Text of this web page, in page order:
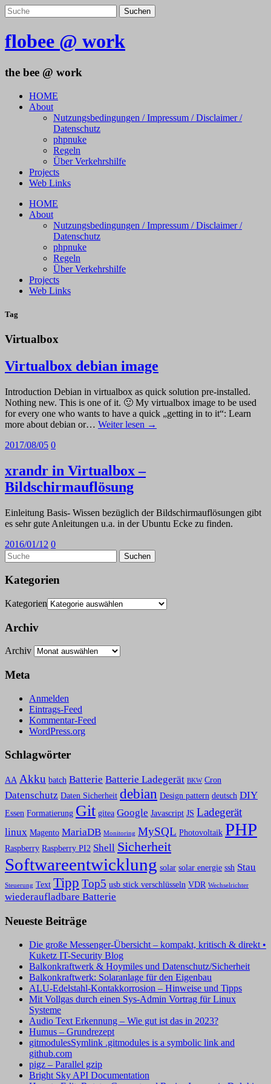
flobee @ work
the bee @ work
HOME
About
Nutzungsbedingungen / Impressum / Disclaimer /
Datenschutz
phpnuke
Regeln
Über Verkehrshilfe
Projects
Web Links
HOME
About
Nutzungsbedingungen / Impressum / Disclaimer /
Datenschutz
phpnuke
Regeln
Über Verkehrshilfe
Projects
Web Links
Tag
Virtualbox
Virtualbox debian image
Introduction Debian in virtualbox as quick solution pre-installed.
Nothing new. This is one of it. 🙂 My virtualbox image to be used
for every one who wants to have a quick „getting in to it“: Learn
more about debian or… Weiter lesen →
2017/08/05 0
xrandr in Virtualbox –
Bildschirmauflösung
Einleitung Basis- Wissen bezüglich der Bildschirmauflösungen gibt
es sehr gute Anleitungen u.a. in der Ubuntu Ecke zu finden.
2016/01/12 0
Kategorien
Kategorien
Archiv
Archiv
Meta
Anmelden
Eintrags-Feed
Kommentar-Feed
WordPress.org
Schlagwörter
AA Akku batch Batterie Batterie Ladegerät BKW Cron
Datenschutz Daten Sicherheit debian Design pattern deutsch DIY
Essen Formatierung Git gitea Google Javascript JS Ladegerät
linux Magento MariaDB Monitoring MySQL Photovoltaik PHP
Raspberry Raspberry PI2 Shell Sicherheit
Softwareentwicklung solar solar energie ssh Stau
Steuerung Text Tipp Top5 usb stick verschlüsseln VDR Wechselrichter
wiederaufladbare Batterie
Neueste Beiträge
Die große Messenger-Übersicht – kompakt, kritisch & direkt •
Kuketz IT-Security Blog
Balkonkraftwerk & Hoymiles und Datenschutz/Sicherheit
Balkonkraftwerk: Solaranlage für den Eigenbau
ALU-Edelstahl-Kontakkorrosion – Hinweise und Tipps
Mit Vollgas durch einen Sys-Admin Vortrag für Linux
Systeme
Audio Text Erkennung – Wie gut ist das in 2023?
Humus – Grundrezept
gitmodulesSymlink .gitmodules is a symbolic link and
github.com
pigz – Parallel gzip
Bright Sky API Documentation